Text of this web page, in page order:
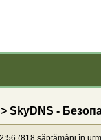
> SkyDNS -